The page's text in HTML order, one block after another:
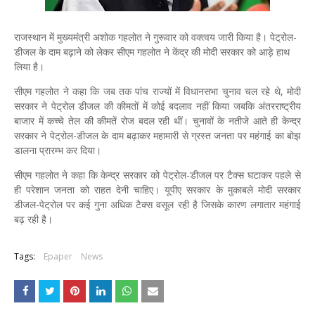
राजस्थान में मुख्यमंत्री अशोक गहलोत ने गुरूवार को वक्त्वय जारी किया है। ​पेट्रोल-
डीजल के दाम बढ़ाने को लेकर सीएम गहलोत ने केंद्र की मोदी सरकार को आड़े हाथ
लिया है।
सीएम गहलोत ने कहा कि जब तक पांच राज्यों में विधानसभा चुनाव चल रहे थे, मोदी
सरकार ने पेट्रोल डीजल की कीमतों में कोई बदलाव नहीं किया जबकि अंतरराष्ट्रीय
बाजार में कच्चे तेल की कीमतें रोज बदल रही थीं। चुनावों के नतीजे आते ही केन्द्र
सरकार ने पेट्रोल-डीजल के दाम बढ़ाकर महामारी से ग्रस्त जनता पर महंगाई का बोझ
डालना प्रारम्भ कर दिया।
सीएम गहलोत ने कहा कि केन्द्र सरकार को पेट्रोल-डीजल पर टैक्स घटाकर पहले से
ही परेशान जनता को राहत देनी चाहिए। यूपीए सरकार के मुकाबले मोदी सरकार
डीजल-पेट्रोल पर कई गुना अधिक टैक्स वसूल रही है जिसके कारण लगातार महंगाई
बढ़ रही है।
Tags: Epaper News